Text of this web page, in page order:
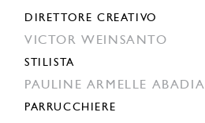
DIRETTORE CREATIVO
VICTOR WEINSANTO
STILISTA
PAULINE ARMELLE ABADIA
PARRUCCHIERE